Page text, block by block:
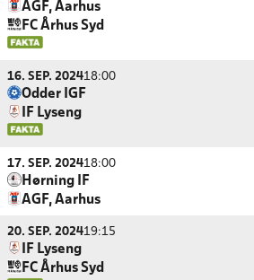
AGF, Aarhus
FC Århus Syd
16. SEP. 202418:00
Odder IGF
IF Lyseng
17. SEP. 202418:00
Hørning IF
AGF, Aarhus
20. SEP. 202419:15
IF Lyseng
FC Århus Syd